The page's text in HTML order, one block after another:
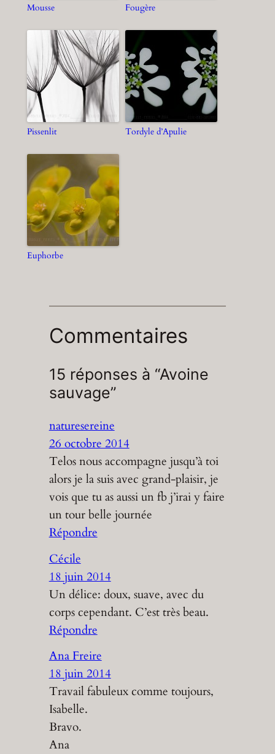
Mousse Fougère
Pissenlit Tordyle d’Apulie
Euphorbe
Commentaires
15 réponses à “Avoine
sauvage”
naturesereine
26 octobre 2014
Telos nous accompagne jusqu’à toi
alors je la suis avec grand-plaisir, je
vois que tu as aussi un fb j’irai y faire
un tour belle journée
Répondre
Cécile
18 juin 2014
Un délice: doux, suave, avec du
corps cependant. C’est très beau.
Répondre
Ana Freire
18 juin 2014
Travail fabuleux comme toujours,
Isabelle.
Bravo.
Ana